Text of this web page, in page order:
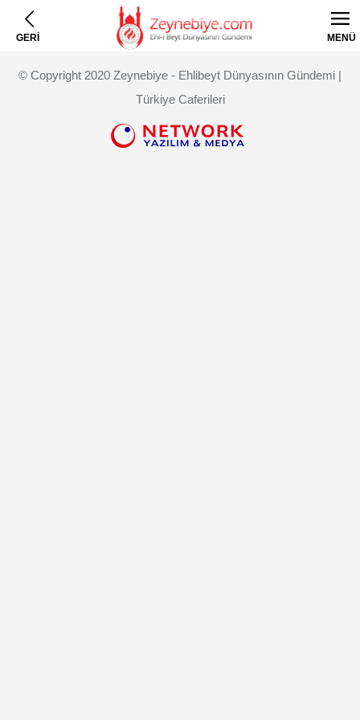
GERİ MENÜ
© Copyright 2020 Zeynebiye - Ehlibeyt Dünyasının Gündemi |
Türkiye Caferileri